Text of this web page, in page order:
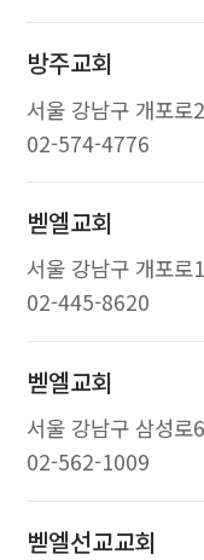
방주교회
서울 강남구 개포로
02-574-4776
벧엘교회
서울 강남구 개포
02-445-8620
벧엘교회
서울 강남구 삼성
02-562-1009
벧엘선교교회